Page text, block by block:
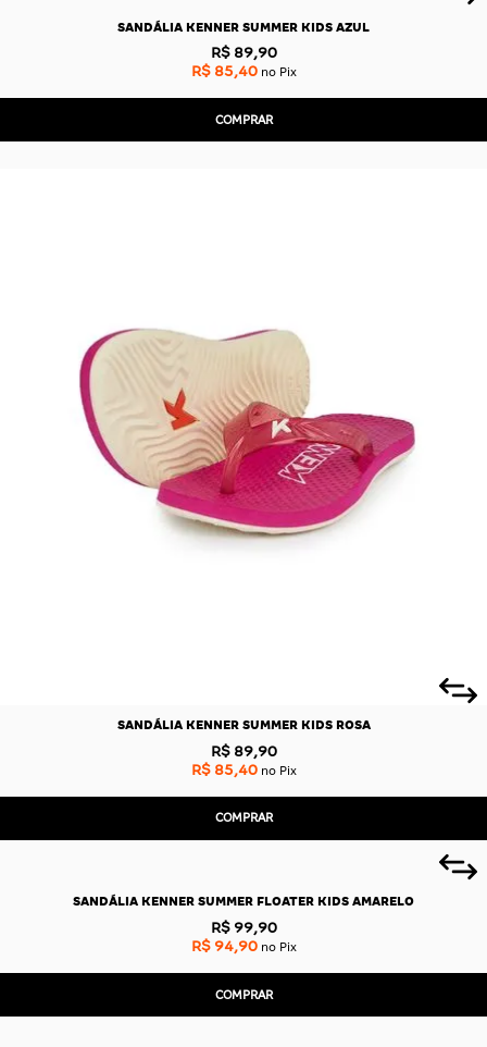
SANDÁLIA KENNER SUMMER KIDS AZUL
R$ 89,90
R$ 85,40no Pix
COMPRAR
SANDÁLIA KENNER SUMMER KIDS ROSA
R$ 89,90
R$ 85,40no Pix
COMPRAR
SANDÁLIA KENNER SUMMER FLOATER KIDS AMARELO
R$ 99,90
R$ 94,90no Pix
COMPRAR